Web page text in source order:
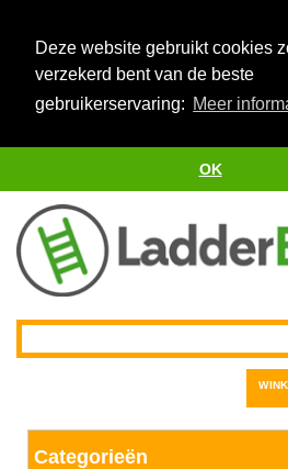
Deze website gebruikt cookies
verzekerd bent van de beste
gebruikerservaring: Meer
OK
Categorieën